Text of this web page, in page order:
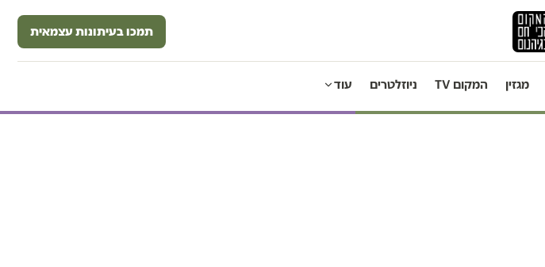
תמכו בעיתונות עצמאית
מגזין המקום TV ניוזלטרים עוד